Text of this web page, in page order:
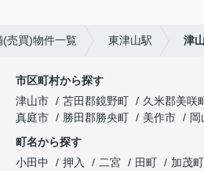
(売買)物件一覧 東津山駅 津
市区町村から探す
津山市
苫田郡鏡野町 久米郡美咲
真庭市
勝田郡勝央町 美作市
町名から探す
小田中
押入 二宮 田町 加茂